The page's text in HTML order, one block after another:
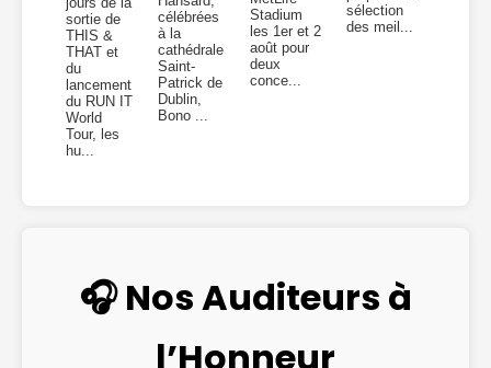
sortie de
THIS &
THAT et
du
lancement
du RUN IT
World
Tour, les
hu...
célébrées
à la
cathédrale
Saint-
Patrick de
Dublin,
Bono ...
Stadium
les 1er et 2
août pour
deux
conce...
sélection
des meil...
🎧 Nos Auditeurs à
l’Honneur